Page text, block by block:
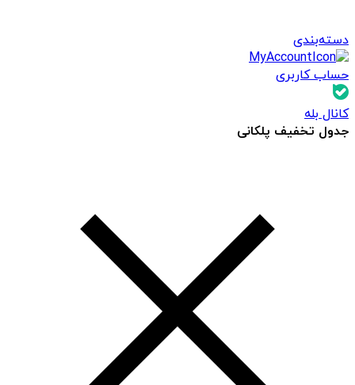
دسته‌بندی
حساب کاربری
کانال بله
جدول تخفیف پلکانی